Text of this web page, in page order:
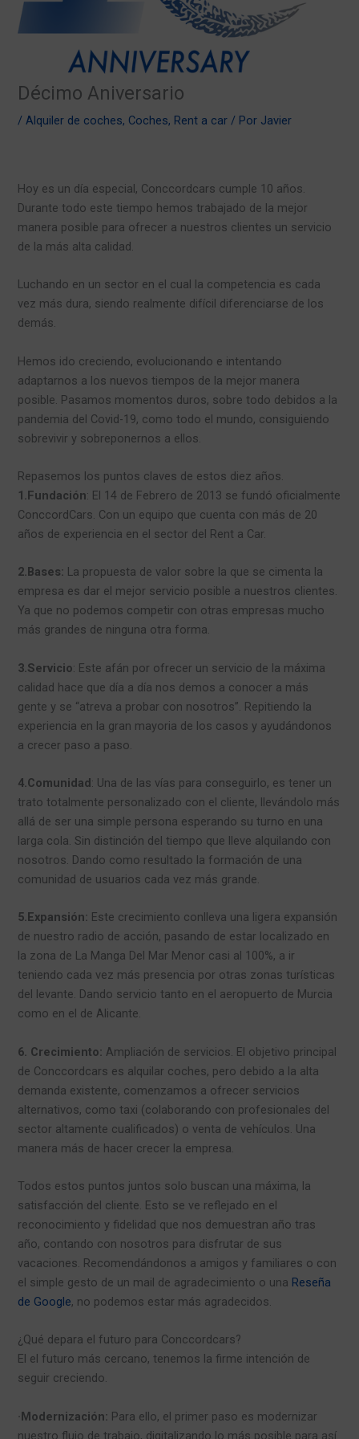
Décimo Aniversario
/Alquiler de coches, Coches, Rent a car / Por Javier
Hoy es un día especial, Conccordcars cumple 10 años.
Durante todo este tiempo hemos trabajado de la mejor
manera posible para ofrecer a nuestros clientes un servicio
de la más alta calidad.
Luchando en un sector en el cual la competencia es cada
vez más dura, siendo realmente difícil diferenciarse de los
demás.
Hemos ido creciendo, evolucionando e intentando
adaptarnos a los nuevos tiempos de la mejor manera
posible. Pasamos momentos duros, sobre todo debidos a la
pandemia del Covid-19, como todo el mundo, consiguiendo
sobrevivir y sobreponernos a ellos.
Repasemos los puntos claves de estos diez años.
1.Fundación: El 14 de Febrero de 2013 se fundó oficialmente
ConccordCars. Con un equipo que cuenta con más de 20
años de experiencia en el sector del Rent a Car.
2.Bases: La propuesta de valor sobre la que se cimenta la
empresa es dar el mejor servicio posible a nuestros clientes.
Ya que no podemos competir con otras empresas mucho
más grandes de ninguna otra forma.
3.Servicio: Este afán por ofrecer un servicio de la máxima
calidad hace que día a día nos demos a conocer a más
gente y se “atreva a probar con nosotros”. Repitiendo la
experiencia en la gran mayoria de los casos y ayudándonos
a crecer paso a paso.
4.Comunidad: Una de las vías para conseguirlo, es tener un
trato totalmente personalizado con el cliente, llevándolo más
allá de ser una simple persona esperando su turno en una
larga cola. Sin distinción del tiempo que lleve alquilando con
nosotros. Dando como resultado la formación de una
comunidad de usuarios cada vez más grande.
5.Expansión: Este crecimiento conlleva una ligera expansión
de nuestro radio de acción, pasando de estar localizado en
la zona de La Manga Del Mar Menor casi al 100%, a ir
teniendo cada vez más presencia por otras zonas turísticas
del levante. Dando servicio tanto en el aeropuerto de Murcia
como en el de Alicante.
6. Crecimiento: Ampliación de servicios. El objetivo principal
de Conccordcars es alquilar coches, pero debido a la alta
demanda existente, comenzamos a ofrecer servicios
alternativos, como taxi (colaborando con profesionales del
sector altamente cualificados) o venta de vehículos. Una
manera más de hacer crecer la empresa.
Todos estos puntos juntos solo buscan una máxima, la
satisfacción del cliente. Esto se ve reflejado en el
reconocimiento y fidelidad que nos demuestran año tras
año, contando con nosotros para disfrutar de sus
vacaciones. Recomendándonos a amigos y familiares o con
el simple gesto de un mail de agradecimiento o una Reseña
de Google, no podemos estar más agradecidos.
¿Qué depara el futuro para Conccordcars?
El el futuro más cercano, tenemos la firme intención de
seguir creciendo.
·Modernización: Para ello, el primer paso es modernizar
nuestro flujo de trabajo, digitalizando lo más posible para así